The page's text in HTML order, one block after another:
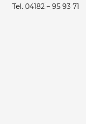
Tel. 04182 – 95 93 71